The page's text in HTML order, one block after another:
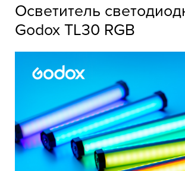
Осветитель
Godox TL30 RGB